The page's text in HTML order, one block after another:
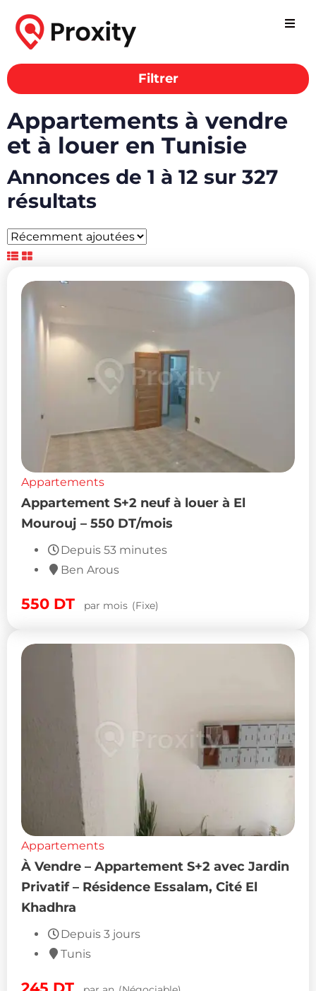
Filtrer
Appartements à vendre
et à louer en Tunisie
Annonces de 1 à 12 sur 327
résultats
Appartements
Appartement S+2 neuf à louer à El
Mourouj – 550 DT/mois
Depuis 53 minutes
Ben Arous
550 DT par mois (Fixe)
Appartements
À Vendre – Appartement S+2 avec Jardin
Privatif – Résidence Essalam, Cité El
Khadhra
Depuis 3 jours
Tunis